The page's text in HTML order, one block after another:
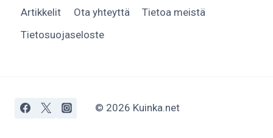
Artikkelit Ota yhteyttä
Tietoa meistä
Tietosuojaseloste
© 2026 Kuinka.net